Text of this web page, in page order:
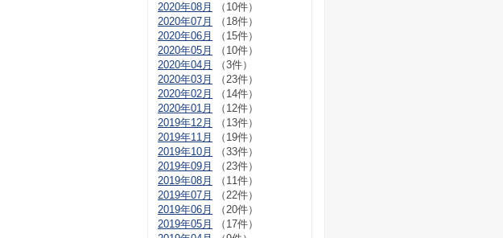
2020年08月
（10件）
2020年07月
（18件）
2020年06月
（15件）
2020年05月
（10件）
2020年04月
（3件）
2020年03月
（23件）
2020年02月
（14件）
2020年01月
（12件）
2019年12月
（13件）
2019年11月
（19件）
2019年10月
（33件）
2019年09月
（23件）
2019年08月
（11件）
2019年07月
（22件）
2019年06月
（20件）
2019年05月
（17件）